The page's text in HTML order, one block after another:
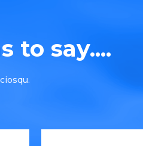
to say....